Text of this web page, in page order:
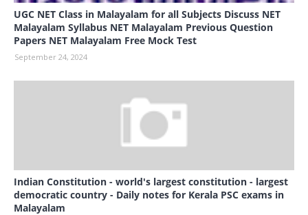
UGC NET Class in Malayalam for all Subjects Discuss NET
Malayalam Syllabus NET Malayalam Previous Question
Papers NET Malayalam Free Mock Test
September 24, 2024
Indian Constitution - world's largest constitution - largest
democratic country - Daily notes for Kerala PSC exams in
Malayalam